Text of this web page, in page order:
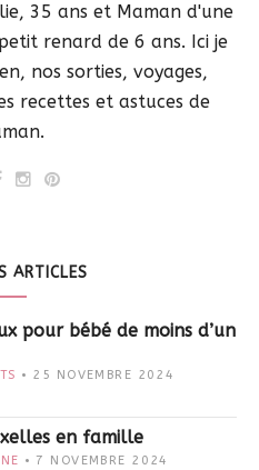
35 ans et Maman d'une
renard de 6 ans. Ici je
nos sorties, voyages,
recettes et astuces de
ARTICLES
pour bébé de moins d’un
25 NOVEMBRE 2024
en famille
7 NOVEMBRE 2024